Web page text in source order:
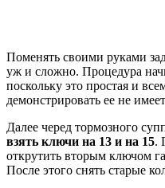
Поменять своими руками
уж и сложно. Процедура
поскольку это простая и
демонстрировать ее не
Далее черед тормозного
взять ключи на 13 и на 15.
открутить вторым ключом
После этого снять старые